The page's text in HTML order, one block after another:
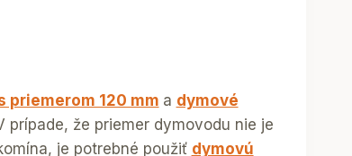
priemerom 120 mm a dymové
prípade, že priemer dymovodu nie je
je potrebné použiť dymovú